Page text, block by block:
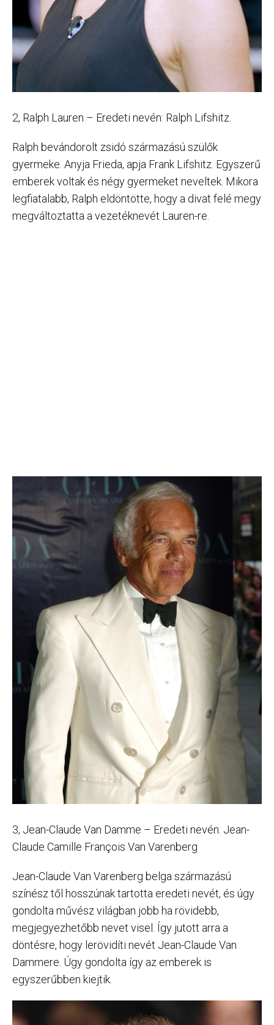
2, Ralph Lauren – Eredeti nevén: Ralph Lifshitz.
Ralph bevándorolt zsidó származású szülők
gyermeke. Anyja Frieda, apja Frank Lifshitz. Egyszerű
emberek voltak és négy gyermeket neveltek. Mikora
legfiatalabb, Ralph eldöntötte, hogy a divat felé megy
megváltoztatta a vezetéknevét Lauren-re.
3, Jean-Claude Van Damme – Eredeti nevén: Jean-
Claude Camille François Van Varenberg
Jean-Claude Van Varenberg belga származású
színész től hosszúnak tartotta eredeti nevét, és úgy
gondolta művész világban jobb ha rövidebb,
megjegyezhetőbb nevet visel. Így jutott arra a
döntésre, hogy lerövidíti nevét Jean-Claude Van
Dammere. Úgy gondolta így az emberek is
egyszerűbben kiejtik.